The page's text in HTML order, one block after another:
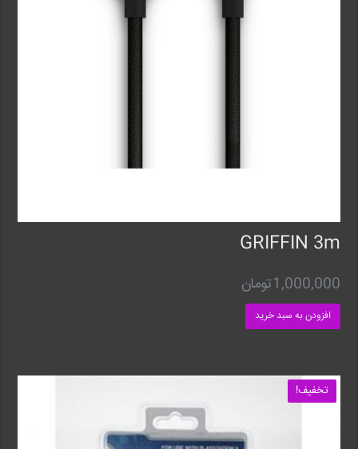
GRIFFIN 3m
1,000,000تومان
افزودن به سبد خرید
تخفیف!